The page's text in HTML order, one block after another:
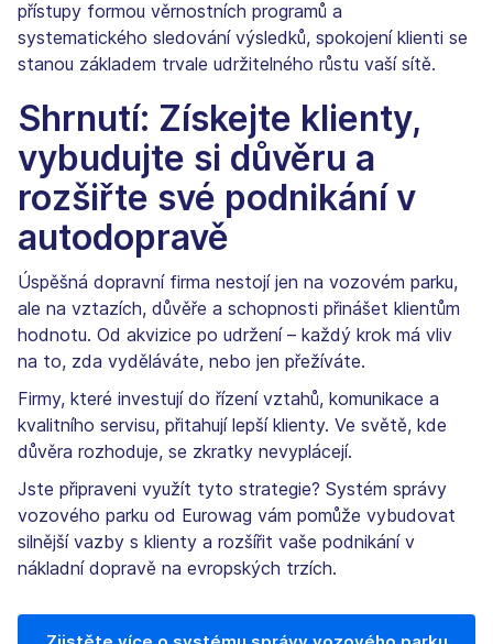
přístupy formou věrnostních programů a
systematického sledování výsledků, spokojení klienti se
stanou základem trvale udržitelného růstu vaší sítě.
Shrnutí: Získejte klienty,
vybudujte si důvěru a
rozšiřte své podnikání v
autodopravě
Úspěšná dopravní firma nestojí jen na vozovém parku,
ale na vztazích, důvěře a schopnosti přinášet klientům
hodnotu. Od akvizice po udržení – každý krok má vliv
na to, zda vyděláváte, nebo jen přežíváte.
Firmy, které investují do řízení vztahů, komunikace a
kvalitního servisu, přitahují lepší klienty. Ve světě, kde
důvěra rozhoduje, se zkratky nevyplácejí.
Jste připraveni využít tyto strategie? Systém správy
vozového parku od Eurowag vám pomůže vybudovat
silnější vazby s klienty a rozšířit vaše podnikání v
nákladní dopravě na evropských trzích.